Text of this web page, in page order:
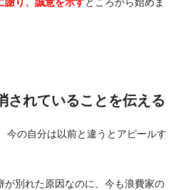
されていることを伝える
今の自分は以前と違うとアピールす
が別れた原因なのに、今も浪費家の